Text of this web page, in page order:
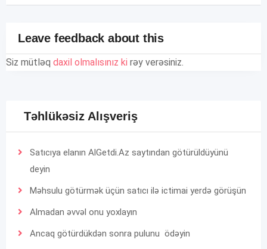
Leave feedback about this
Siz mütləq daxil olmalısınız ki rəy verəsiniz.
Təhlükəsiz Alışveriş
Satıcıya elanın AlGetdi.Az saytından götürüldüyünü
deyin
Məhsulu götürmək üçün satıcı ilə ictimai yerdə görüşün
Almadan əvvəl onu yoxlayın
Ancaq götürdükdən sonra pulunu ödəyin